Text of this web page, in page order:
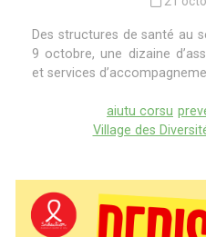
Des structures de santé au
9 octobre, une dizaine
et services
aiutu corsu
Village des